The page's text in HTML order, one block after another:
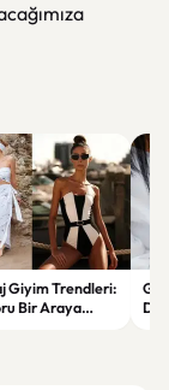
Giyim Trendleri:
Bir Araya